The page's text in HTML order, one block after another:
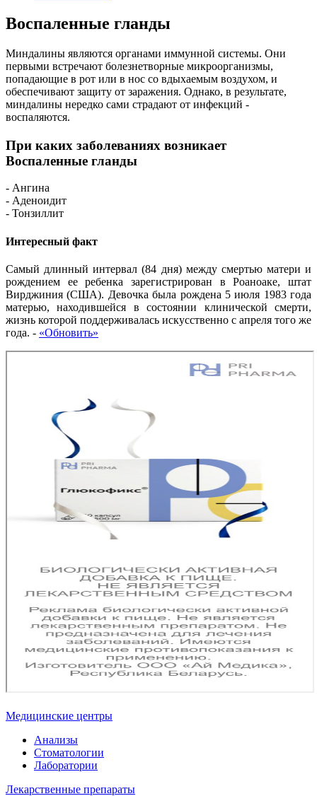
Воспаленные гланды
Миндалины являются органами иммунной системы. Они
первыми встречают болезнетворные микроорганизмы,
попадающие в рот или в нос со вдыхаемым воздухом, и
обеспечивают защиту от заражения. Однако, в результате,
миндалины нередко сами страдают от инфекций -
воспаляются.
При каких заболеваниях возникает
Воспаленные гланды
- Ангина
- Аденоидит
- Тонзиллит
Интересный факт
Самый длинный интервал (84 дня) между смертью матери и
рождением ее ребенка зарегистрирован в Роаноаке, штат
Вирджиния (США). Девочка была рождена 5 июля 1983 года
матерью, находившейся в состоянии клинической смерти,
жизнь которой поддерживалась искусственно с апреля того же
года. - «Обновить»
Медицинские центры
Анализы
Стоматологии
Лаборатории
Лекарственные препараты